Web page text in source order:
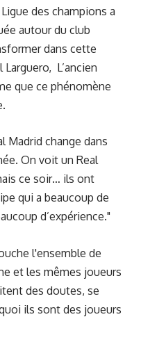
des champions a
autour du club
dans cette
L’ancien
que ce phénomène
Madrid change dans
On voit un Real
ce soir… ils ont
qui a beaucoup de
d’expérience."
l'ensemble de
et les mêmes joueurs
des doutes, se
ils sont des joueurs